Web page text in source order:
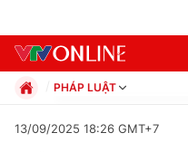
PHÁP LUẬT
Xã hội
13/09/2025 18:26 GMT+7